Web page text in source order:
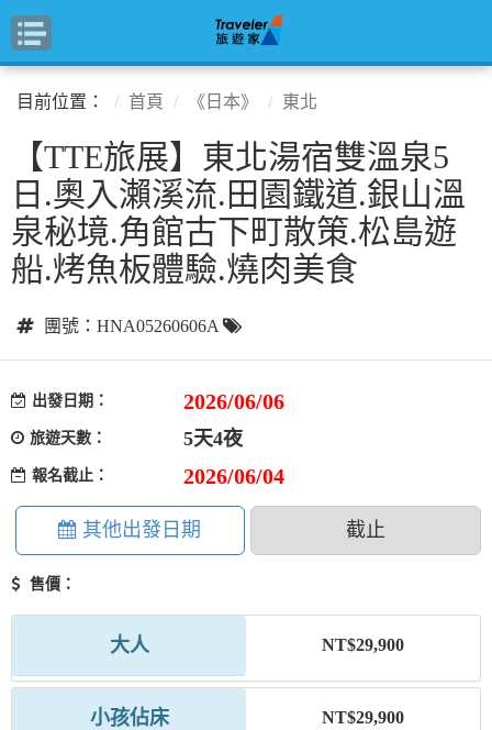
目前位置： 首頁 《日本》 東北
【TTE旅展】東北湯宿雙溫泉5
日.奧入瀨溪流.田園鐵道.銀山溫
泉秘境.角館古下町散策.松島遊
船.烤魚板體驗.燒肉美食
團號：HNA05260606A
出發日期： 2026/06/06
旅遊天數： 5天4夜
報名截止： 2026/06/04
其他出發日期 截止
售價：
大人 NT$29,900
小孩佔床 NT$29,900